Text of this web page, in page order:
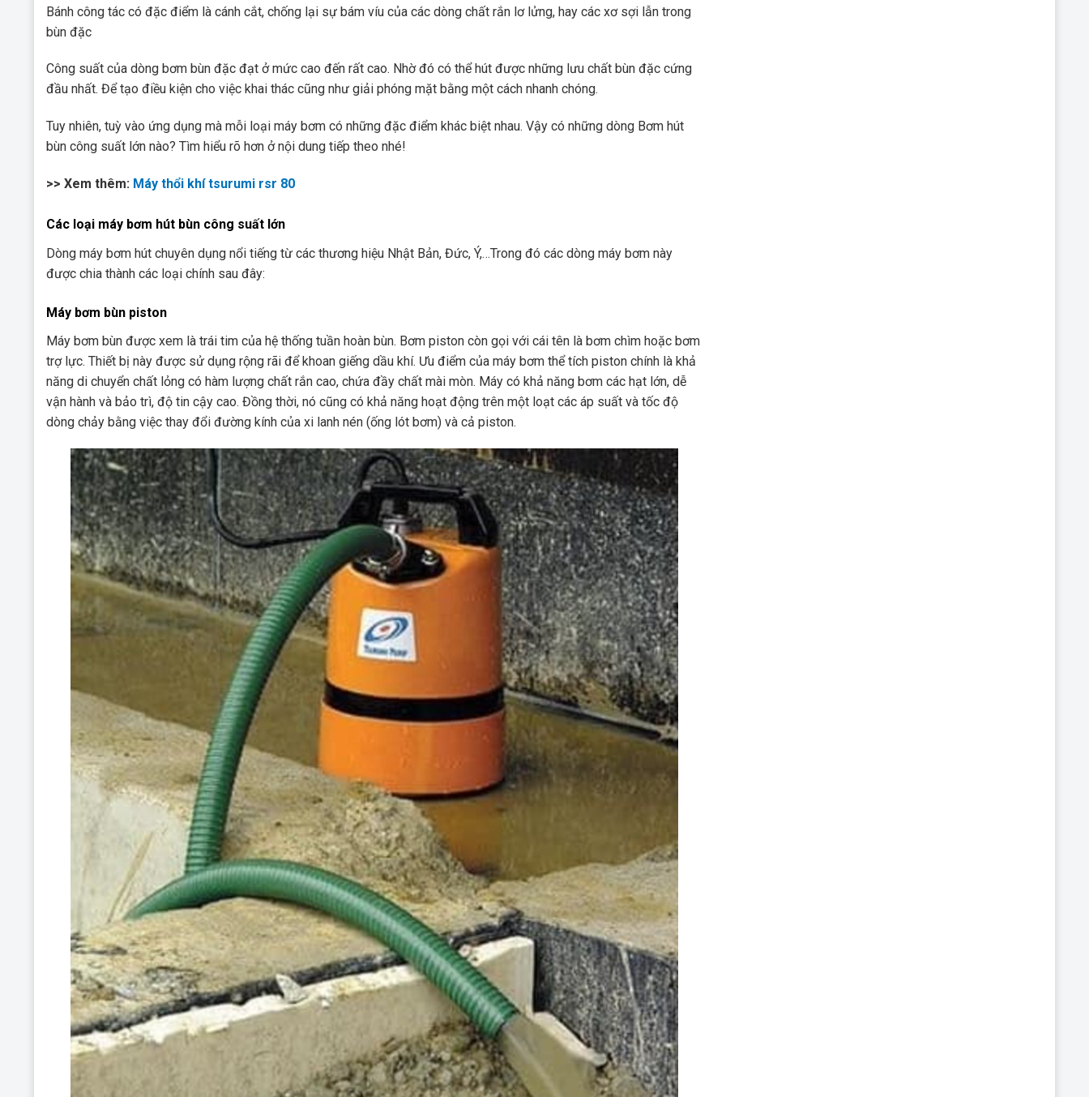
Bánh công tác có đặc điểm là cánh cắt, chống lại sự bám víu của các dòng chất rắn lơ lửng, hay các xơ sợi lẫn trong
bùn đặc
Công suất của dòng bơm bùn đặc đạt ở mức cao đến rất cao. Nhờ đó có thể hút được những lưu chất bùn đặc cứng
đầu nhất. Để tạo điều kiện cho việc khai thác cũng như giải phóng mặt bằng một cách nhanh chóng.
Tuy nhiên, tuỳ vào ứng dụng mà mỗi loại máy bơm có những đặc điểm khác biệt nhau. Vậy có những dòng Bơm hút
bùn công suất lớn nào? Tìm hiểu rõ hơn ở nội dung tiếp theo nhé!
>> Xem thêm: Máy thổi khí tsurumi rsr 80
Các loại máy bơm hút bùn công suất lớn
Dòng máy bơm hút chuyên dụng nổi tiếng từ các thương hiệu Nhật Bản, Đức, Ý,…Trong đó các dòng máy bơm này
được chia thành các loại chính sau đây:
Máy bơm bùn piston
Máy bơm bùn được xem là trái tim của hệ thống tuần hoàn bùn. Bơm piston còn gọi với cái tên là bơm chìm hoặc bơm
trợ lực. Thiết bị này được sử dụng rộng rãi để khoan giếng dầu khí. Ưu điểm của máy bơm thể tích piston chính là khả
năng di chuyển chất lỏng có hàm lượng chất rắn cao, chứa đầy chất mài mòn. Máy có khả năng bơm các hạt lớn, dễ
vận hành và bảo trì, độ tin cậy cao. Đồng thời, nó cũng có khả năng hoạt động trên một loạt các áp suất và tốc độ
dòng chảy bằng việc thay đổi đường kính của xi lanh nén (ống lót bơm) và cả piston.